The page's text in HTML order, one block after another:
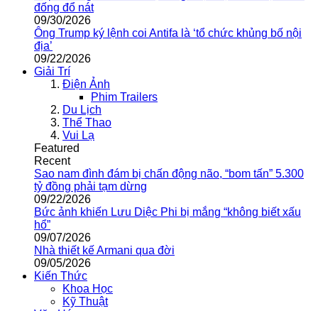
đống đổ nát
09/30/2026
Ông Trump ký lệnh coi Antifa là ‘tổ chức khủng bố nội
địa’
09/22/2026
Giải Trí
Điện Ảnh
Phim Trailers
Du Lịch
Thể Thao
Vui Lạ
Featured
Recent
Sao nam đình đám bị chấn động não, “bom tấn” 5.300
tỷ đồng phải tạm dừng
09/22/2026
Bức ảnh khiến Lưu Diệc Phi bị mắng “không biết xấu
hổ”
09/07/2026
Nhà thiết kế Armani qua đời
09/05/2026
Kiến Thức
Khoa Học
Kỹ Thuật